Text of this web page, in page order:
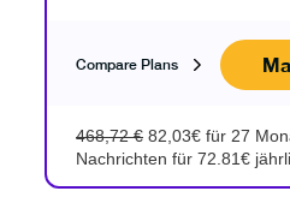
Compare Plans
468,72 € 82,03€ für 27
Nachrichten für 72.81€